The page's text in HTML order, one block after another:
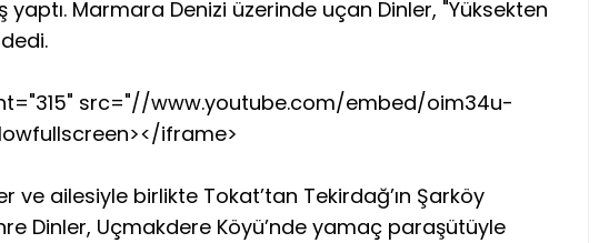
Marmara Denizi üzerinde uçan Dinler, "Yüksekten
src="//www.youtube.com/embed/oim34u-
iframe>
ve ailesiyle birlikte Tokat’tan Tekirdağ’ın Şarköy
Dinler, Uçmakdere Köyü’nde yamaç paraşütüyle